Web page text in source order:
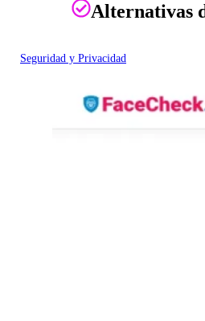
Alternativas
Seguridad y Privacidad